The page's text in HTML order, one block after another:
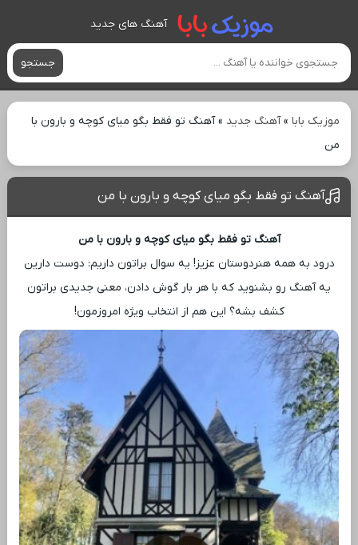
آهنگ های جدید
جستجو
موزیک بابا»آهنگ جدید »آهنگ تو فقط بگو میای کوچه و بارون با
من
آهنگ تو فقط بگو میای کوچه و بارون با من
آهنگ تو فقط بگو میای کوچه و بارون با من
درود به همه هنردوستان عزیز! یه سوال براتون داریم: دوست دارین
یه آهنگ رو بشنوید که با هر بار گوش دادن، معنی جدیدی براتون
کشف بشه؟ این هم از انتخاب ویژه امروزمون!